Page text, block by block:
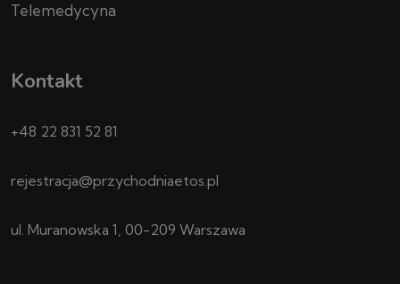
Telemedycyna
Kontakt
+48 22 831 52 81
rejestracja@przychodniaetos.pl
ul. Muranowska 1, 00-209 Warszawa